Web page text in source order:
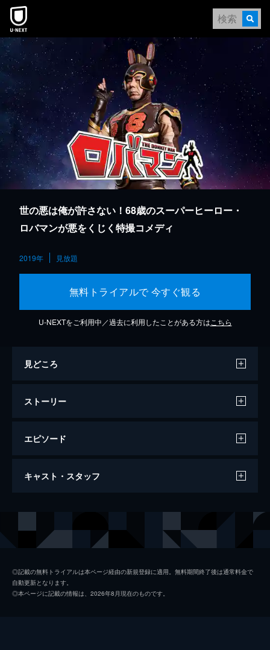
本文へスキップ
世の悪は俺が許さない！68歳のスーパーヒーロー・
ロバマンが悪をくじく特撮コメディ
2019年 見放題
無料トライアルで 今すぐ観る
U-NEXTをご利用中／過去に利用したことがある方は こちら
見どころ
ストーリー
エピソード
ロバマン
キャスト・スタッフ
◎記載の無料トライアルは本ページ経由の新規登録に適用。無料期間終了後は通常料金で
自動更新となります。
◎本ページに記載の情報は、2026年8月現在のものです。